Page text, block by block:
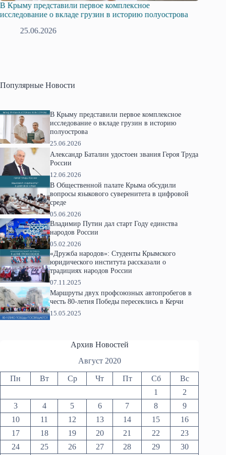
В Крыму представили первое комплексное
исследование о вкладе грузин в историю полуострова
25.06.2026
Популярные Новости
В Крыму представили первое комплексное
исследование о вкладе грузин в историю
полуострова
25.06.2026
Александр Баталин удостоен звания Героя Труда
России
12.06.2026
В Общественной палате Крыма обсудили
вопросы языкового суверенитета в цифровой
среде
05.06.2026
Владимир Путин дал старт Году единства
народов России
05.02.2026
«Дружба народов»: Студенты Крымского
юридического института рассказали о
традициях народов России
07.11.2025
Маршруты двух профсоюзных автопробегов в
честь 80-летия Победы пересеклись в Керчи
15.05.2025
Архив Новостей
Август 2020
Пн Вт Ср Чт Пт Сб
Вс
1
2
3
4 5 6 7 8
9
10
11 12 13 14 15
16
17
18 19 20 21 22
23
24
25 26 27 28 29
30